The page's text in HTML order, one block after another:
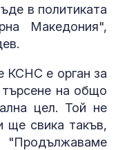
в политиката
Македония",
КСНС е орган за
търсене на общо
цел. Той не
ще свика такъв,
"Продължаваме